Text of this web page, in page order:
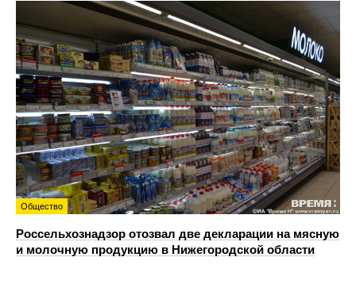
Общество
Россельхознадзор отозвал две декларации на мясную
и молочную продукцию в Нижегородской области